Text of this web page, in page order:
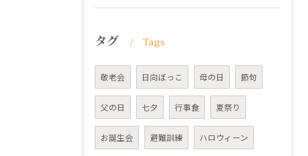
タグ Tags
敬老会 日向ぼっこ 母の日 節句
父の日 七夕 行事食 夏祭り
お誕生会 避難訓練 ハロウィーン